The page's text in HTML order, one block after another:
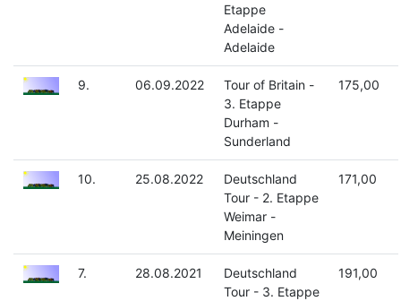
Etappe
Adelaide -
Adelaide
9. 06.09.2022
Tour of Britain -
3. Etappe
Durham -
Sunderland
175,00
10. 25.08.2022
Deutschland
Tour - 2. Etappe
Weimar -
Meiningen
171,00
7. 28.08.2021
Deutschland
Tour - 3. Etappe
191,00